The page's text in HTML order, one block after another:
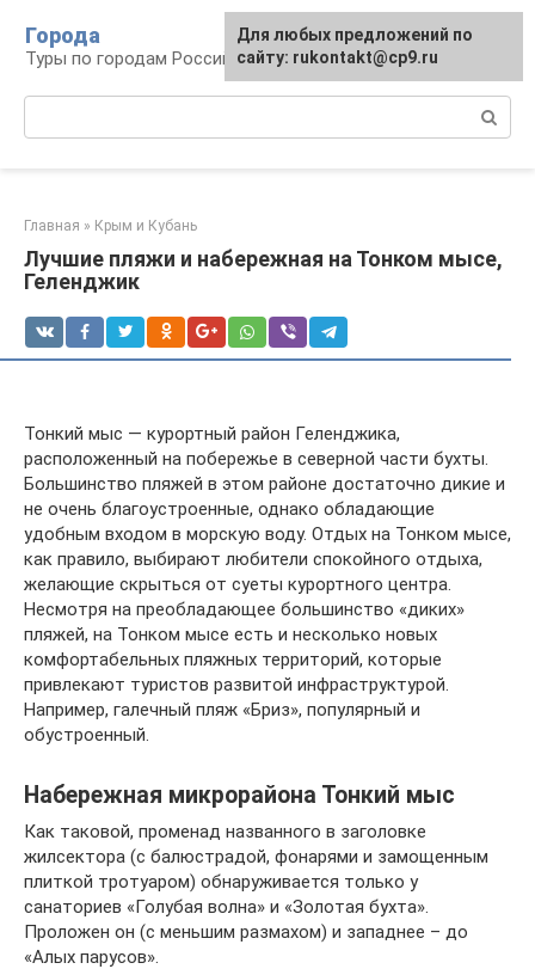
контенту
Города
Туры по городам Российской Федерации
Главная » Крым и Кубань
Лучшие пляжи и набережная на Тонком мысе,
Геленджик
Тонкий мыс — курортный район Геленджика,
расположенный на побережье в северной части бухты.
Большинство пляжей в этом районе достаточно дикие и
не очень благоустроенные, однако обладающие
удобным входом в морскую воду. Отдых на Тонком мысе,
как правило, выбирают любители спокойного отдыха,
желающие скрыться от суеты курортного центра.
Несмотря на преобладающее большинство «диких»
пляжей, на Тонком мысе есть и несколько новых
комфортабельных пляжных территорий, которые
привлекают туристов развитой инфраструктурой.
Например, галечный пляж «Бриз», популярный и
обустроенный.
Набережная микрорайона Тонкий мыс
Как таковой, променад названного в заголовке
жилсектора (с балюстрадой, фонарями и замощенным
плиткой тротуаром) обнаруживается только у
санаториев «Голубая волна» и «Золотая бухта».
Проложен он (с меньшим размахом) и западнее – до
«Алых парусов».
Для любых предложений по
сайту: rukontakt@cp9.ru